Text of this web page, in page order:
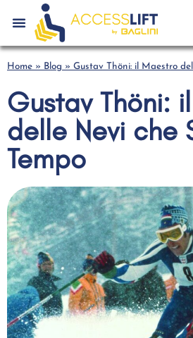
Home » Blog » Gustav Thöni: il Maestro
Gustav Thöni:
delle Nevi che
Tempo